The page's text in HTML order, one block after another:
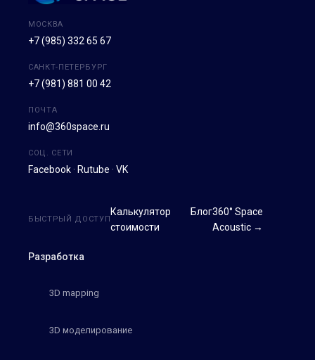
МОСКВА
+7 (985) 332 65 67
САНКТ-ПЕТЕРБУРГ
+7 (981) 881 00 42
ПОЧТА
info@360space.ru
СОЦ. СЕТИ
Facebook · Rutube · VK
Разработка
3D mapping
3D моделирование
БЫСТРЫЙ ДОСТУП
Калькулятор
стоимости
Блог360° Space
Acoustic →